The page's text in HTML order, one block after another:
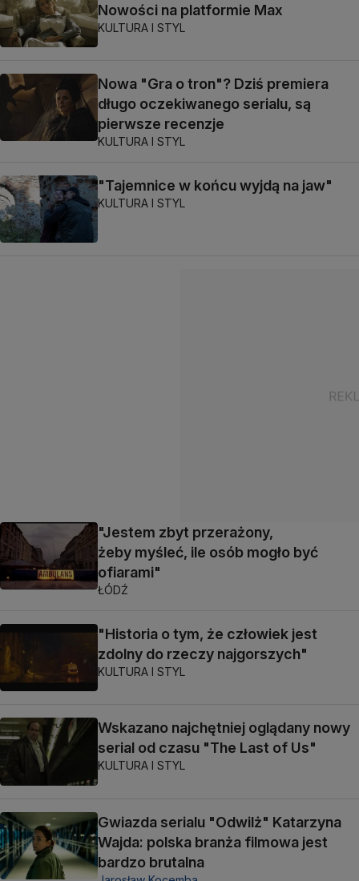
Nowości na platformie Max
KULTURA I STYL
Nowa "Gra o tron"? Dziś premiera
długo oczekiwanego serialu, są
pierwsze recenzje
KULTURA I STYL
"Tajemnice w końcu wyjdą na jaw"
KULTURA I STYL
"Jestem zbyt przerażony,
żeby myśleć, ile osób mogło być
ofiarami"
ŁÓDŹ
"Historia o tym, że człowiek jest
zdolny do rzeczy najgorszych"
KULTURA I STYL
Wskazano najchętniej oglądany nowy
serial od czasu "The Last of Us"
KULTURA I STYL
Gwiazda serialu "Odwilż" Katarzyna
Wajda: polska branża filmowa jest
bardzo brutalna